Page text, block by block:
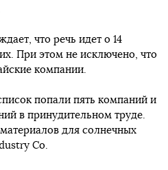
что речь идет о 14
При этом не исключено, что
компании.
попали пять компаний и
в принудительном труде.
для солнечных
Co.